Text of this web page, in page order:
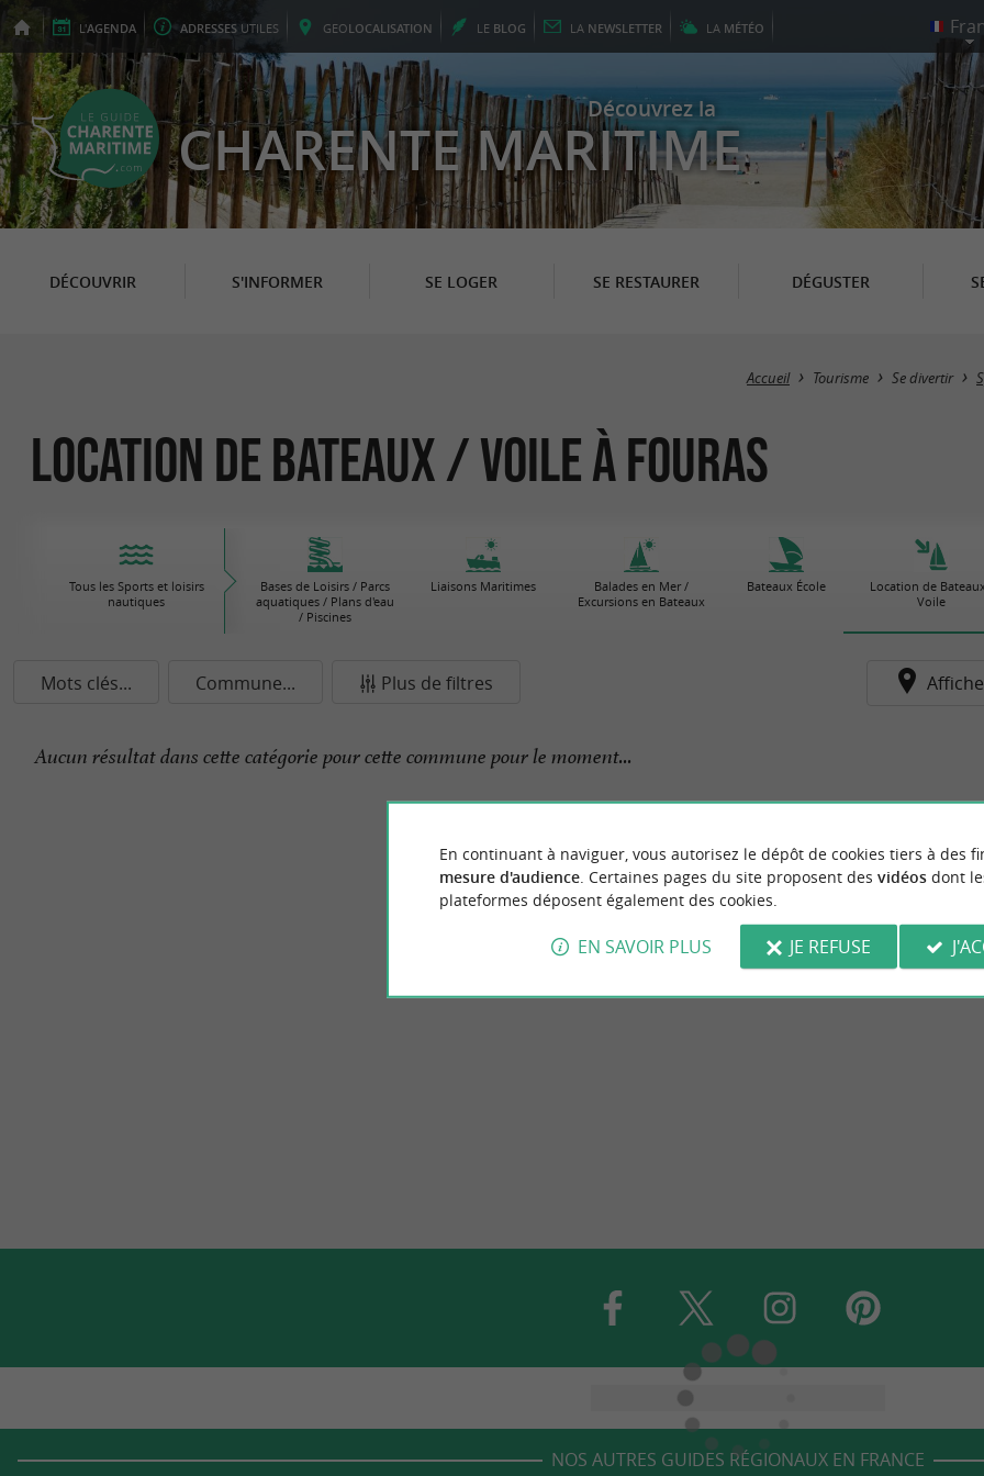
L'AGENDA ADRESSES UTILES GEOLOCALISATION LE BLOG LA NEWSLETTER LA MÉTÉO
Découvrez la
CHARENTE MARITIME
DÉCOUVRIR S'INFORMER SE LOGER SE RESTAURER DÉGUSTER
Accueil Tourisme Se divertir
Location de Bateaux / Voile à Fouras
Tous les Sports et loisirs
nautiques
Bases de Loisirs / Parcs
aquatiques / Plans d'eau
/ Piscines
Liaisons Maritimes
Balades en Mer /
Excursions en Bateaux
Bateaux École
Location de
Voile
Mots clés... Commune... Plus de filtres
Aucun résultat dans cette catégorie pour cette commune pour le moment...
NOS AUTRES GUIDES RÉGIONAUX EN FRANCE
En continuant à naviguer, vous autorisez le dépôt de cookies tiers à des
mesure d'audience. Certaines pages du site proposent des vidéosdont
plateformes déposent également des cookies.
EN SAVOIR PLUS JE REFUSE